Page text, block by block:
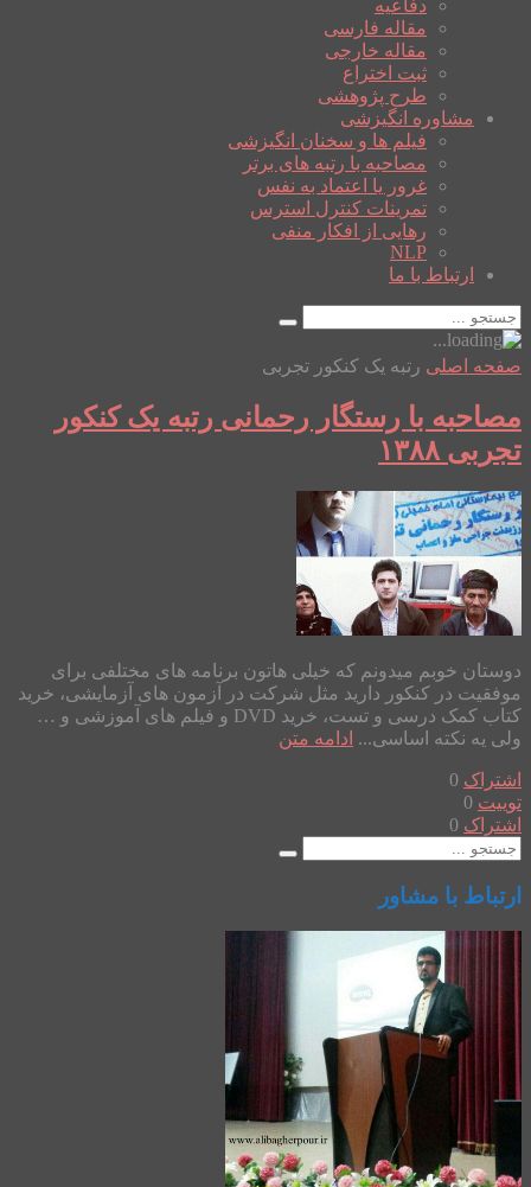
دفاعیه
مقاله فارسی
مقاله خارجی
ثبت اختراع
طرح پژوهشی
مشاوره انگیزشی
فیلم ها و سخنان انگیزشی
مصاحبه با رتبه های برتر
غرور یا اعتماد به نفس
تمرینات کنترل استرس
رهایی از افکار منفی
NLP
ارتباط با ما
صفحه اصلی رتبه یک کنکور تجربی
مصاحبه با رستگار رحمانی رتبه یک کنکور
تجربی ۱۳۸۸
دوستان خوبم میدونم که خیلی هاتون برنامه های مختلفی برای
موفقیت در کنکور دارید مثل شرکت در آزمون های آزمایشی، خرید
کتاب کمک درسی و تست، خرید DVD و فیلم های آموزشی و …
ولی یه نکته اساسی... ادامه متن
اشتراک 0
توییت 0
اشتراک 0
ارتباط با مشاور